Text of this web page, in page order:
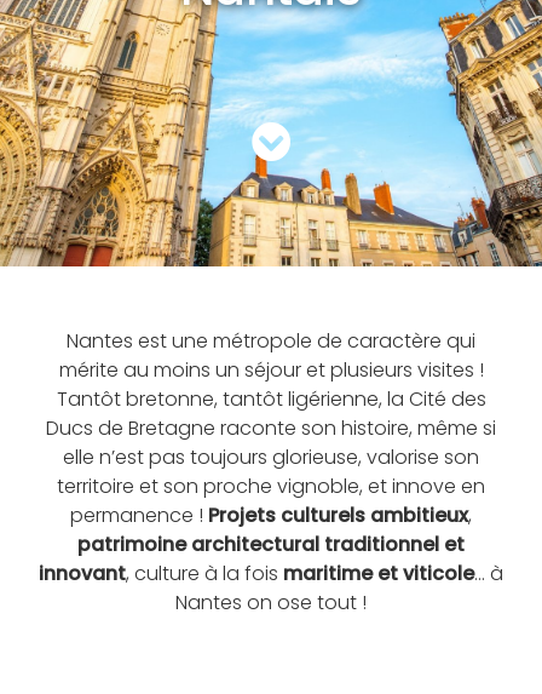
Nantes est une métropole de caractère qui
mérite au moins un séjour et plusieurs visites !
Tantôt bretonne, tantôt ligérienne, la Cité des
Ducs de Bretagne raconte son histoire, même si
elle n’est pas toujours glorieuse, valorise son
territoire et son proche vignoble, et innove en
permanence ! Projets culturels ambitieux,
patrimoine architectural traditionnel et
innovant, culture à la fois maritime et viticole… à
Nantes on ose tout !